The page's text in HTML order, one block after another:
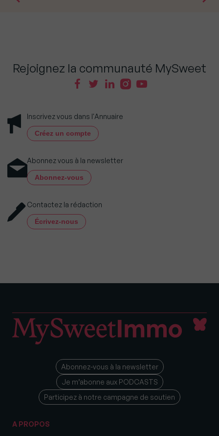
Rejoignez la communauté MySweet
Inscrivez vous dans l'Annuaire
Créez un compte
Abonnez vous à la newsletter
Abonnez-vous
Contactez la rédaction
Écrivez-nous
Abonnez-vous à la newsletter
Je m’abonne aux PODCASTS
Participez à notre campagne de soutien
A PROPOS